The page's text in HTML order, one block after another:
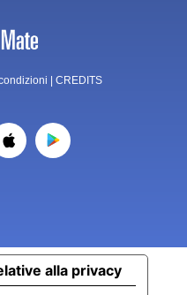
CREDITS
alla privacy